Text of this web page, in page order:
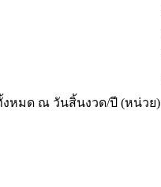
หมด ณ วันสิ้นงวด/ปี (หน่วย)